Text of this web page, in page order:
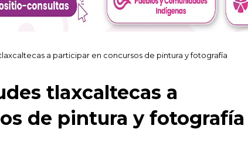
a participar en concursos de pintura y fotografía
tlaxcaltecas a
de pintura y fotografía